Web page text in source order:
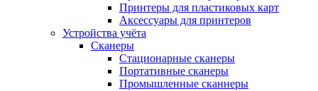
Принтеры для пластиковых карт
Аксессуары для принтеров
Устройства учёта
Сканеры
Стационарные сканеры
Портативные сканеры
Промышленные сканнеры